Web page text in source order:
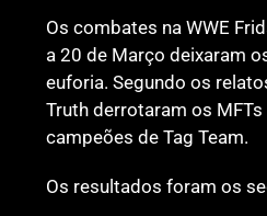
Os combates na WWE
a 20 de Março deixaram
euforia. Segundo os
Truth derrotaram os
campeões de Tag Team.
Os resultados foram os